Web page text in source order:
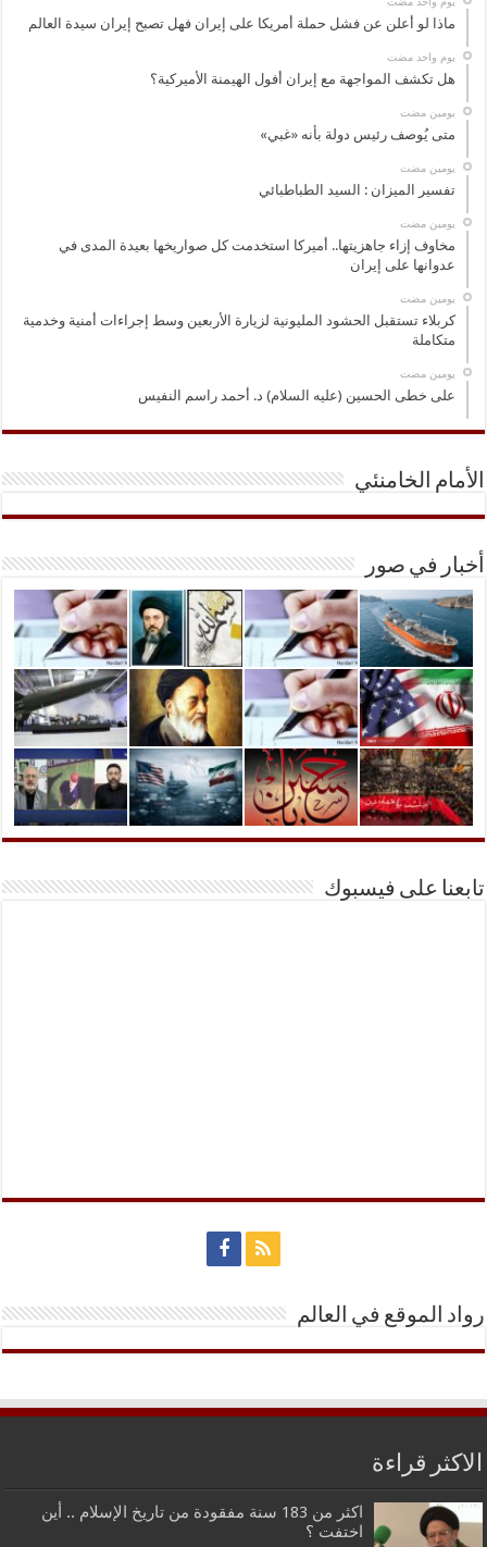
ماذا لو أعلن عن فشل حملة أمريكا على إيران فهل تصبح إيران سيدة العالم
‏يوم واحد مضت
هل تكشف المواجهة مع إيران أفول الهيمنة الأميركية؟
‏يومين مضت
متى يُوصف رئيس دولة بأنه «غبي»
‏يومين مضت
تفسير الميزان : السيد الطباطبائي
‏يومين مضت
مخاوف إزاء جاهزيتها.. أميركا استخدمت كل صواريخها بعيدة المدى في
عدوانها على إيران
‏يومين مضت
كربلاء تستقبل الحشود المليونية لزيارة الأربعين وسط إجراءات أمنية وخدمية
متكاملة
‏يومين مضت
على خطى الحسين (عليه السلام) د. أحمد راسم النفيس
الأمام الخامنئي
أخبار في صور
تابعنا على فيسبوك
رواد الموقع في العالم
الاكثر قراءة
اكثر من 183 سنة مفقودة من تاريخ الإسلام .. أين
اختفت ؟